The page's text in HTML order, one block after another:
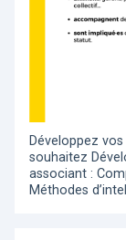
Développez
souhaitez
associant :
Méthodes